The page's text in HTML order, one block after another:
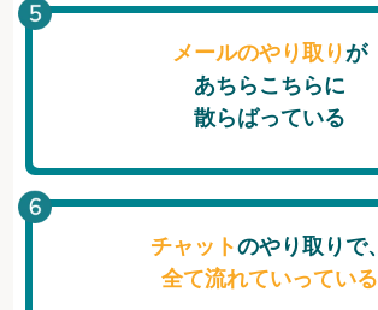
メールのやり取り が
あちらこちらに
散らばっている
チャットのやり取りで、
全て流れていっている